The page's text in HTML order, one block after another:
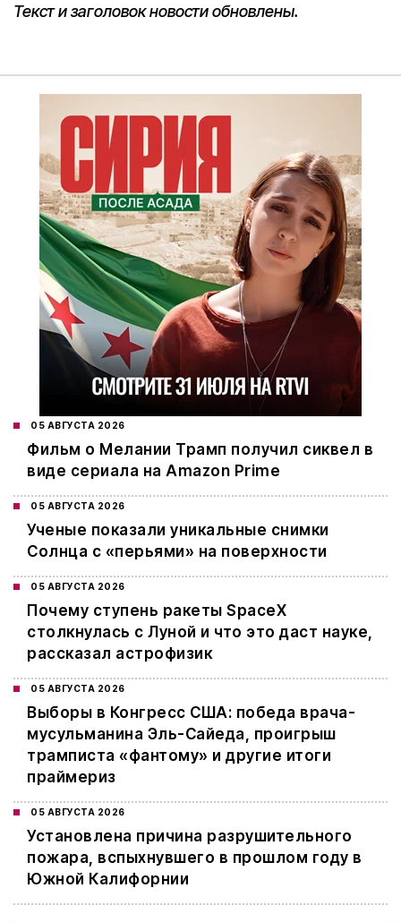
Текст и заголовок новости обновлены.
05 АВГУСТА 2026
Фильм о Мелании Трамп получил сиквел в
виде сериала на Amazon Prime
05 АВГУСТА 2026
Ученые показали уникальные снимки
Солнца с «перьями» на поверхности
05 АВГУСТА 2026
Почему ступень ракеты SpaceX
столкнулась с Луной и что это даст науке,
рассказал астрофизик
05 АВГУСТА 2026
Выборы в Конгресс США: победа врача-
мусульманина Эль-Сайеда, проигрыш
трамписта «фантому» и другие итоги
праймериз
05 АВГУСТА 2026
Установлена причина разрушительного
пожара, вспыхнувшего в прошлом году в
Южной Калифорнии